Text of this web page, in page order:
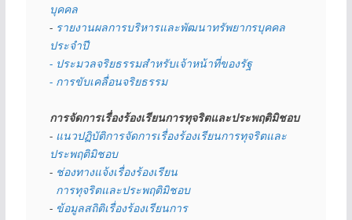
บุคคล
- รายงานผลการบริหารและพัฒนาทรัพยากรบุคคล
ประจำปี
- ประมวลจริยธรรมสำหรับเจ้าหน้าที่ของรัฐ
- การขับเคลื่อนจริยธรรม
การจัดการเรื่องร้องเรียนการทุจริตและประพฤติมิชอบ
- แนวปฏิบัติการจัดการเรื่องร้องเรียนการทุจริตและ
ประพฤติมิชอบ
- ช่องทางแจ้งเรื่องร้องเรียน
  การทุจริตและประพฤติมิชอบ
- ข้อมูลสถิติเรื่องร้องเรียนการ